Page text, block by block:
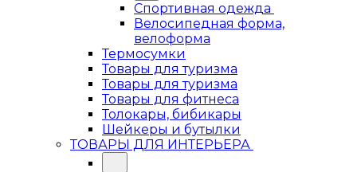
Спортивная одежда
Велосипедная форма,
велоформа
Термосумки
Товары для туризма
Товары для туризма
Товары для фитнеса
Толокары, бибикары
Шейкеры и бутылки
ТОВАРЫ ДЛЯ ИНТЕРЬЕРА